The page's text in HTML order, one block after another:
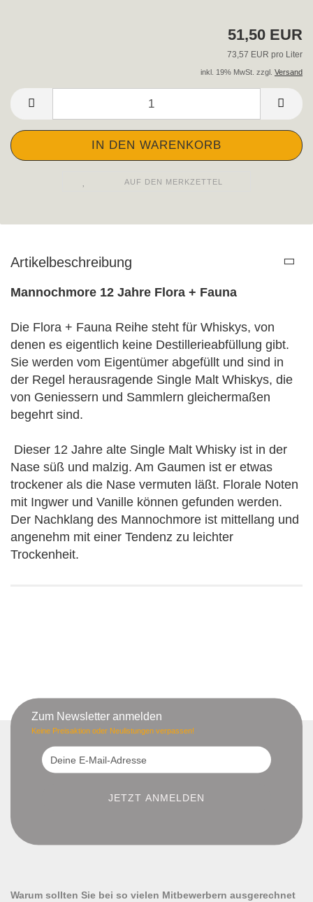
51,50 EUR
73,57 EUR pro Liter
inkl. 19% MwSt. zzgl. Versand
AUF DEN MERKZETTEL
Artikelbeschreibung
Mannochmore 12 Jahre Flora + Fauna
Die Flora + Fauna Reihe steht für Whiskys, von
denen es eigentlich keine Destillerieabfüllung gibt.
Sie werden vom Eigentümer abgefüllt und sind in
der Regel herausragende Single Malt Whiskys, die
von Geniessern und Sammlern gleichermaßen
begehrt sind.
Dieser 12 Jahre alte Single Malt Whisky ist in der
Nase süß und malzig. Am Gaumen ist er etwas
trockener als die Nase vermuten läßt. Florale Noten
mit Ingwer und Vanille können gefunden werden.
Der Nachklang des Mannochmore ist mittellang und
angenehm mit einer Tendenz zu leichter
Trockenheit.
Zum Newsletter anmelden
Keine Preisaktion oder Neulistungen verpassen!
Warum sollten Sie bei so vielen Mitbewerbern ausgerechnet